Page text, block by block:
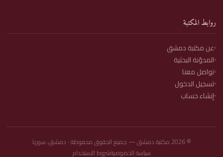
روابط المكتبة
عن مكتبة دمشق
المدوّنة البحثية
تواصل معنا
تسجيل الدخول
إنشاء حساب
©
2026 مكتبة دمشق — جميع الحقوق محفوظة · دمشق، سوريا
سياسة الخصوصيةشروط الاستخدام